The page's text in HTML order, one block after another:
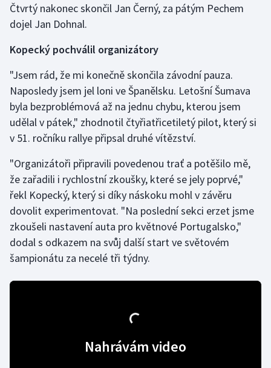
Lezení
Lyže a snowboard
Moderní pětiboj
Motorsport
Olympijské hry
Parasport
Plavání
Plážový volejbal
Ragby
Čtvrtý nakonec skončil Jan Černý, za pátým Pechem
dojel Jan Dohnal.
Kopecký pochválil organizátory
"Jsem rád, že mi konečně skončila závodní pauza.
Naposledy jsem jel loni ve Španělsku. Letošní Šumava
byla bezproblémová až na jednu chybu, kterou jsem
udělal v pátek," zhodnotil čtyřiatřicetiletý pilot, který si
v 51. ročníku rallye připsal druhé vítězství.
"Organizátoři připravili povedenou trať a potěšilo mě,
že zařadili i rychlostní zkoušky, které se jely poprvé,"
řekl Kopecký, který si díky náskoku mohl v závěru
dovolit experimentovat. "Na poslední sekci erzet jsme
zkoušeli nastavení auta pro květnové Portugalsko,"
dodal s odkazem na svůj další start ve světovém
šampionátu za necelé tři týdny.
Nahrávám video